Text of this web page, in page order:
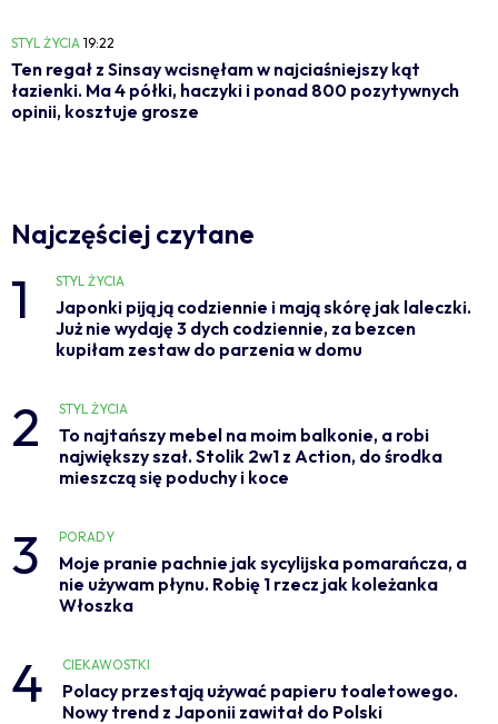
STYL ŻYCIA 19:22
Ten regał z Sinsay wcisnęłam w najciaśniejszy kąt
łazienki. Ma 4 półki, haczyki i ponad 800 pozytywnych
opinii, kosztuje grosze
Najczęściej czytane
1 STYL ŻYCIA
Japonki piją ją codziennie i mają skórę jak laleczki.
Już nie wydaję 3 dych codziennie, za bezcen
kupiłam zestaw do parzenia w domu
2 STYL ŻYCIA
To najtańszy mebel na moim balkonie, a robi
największy szał. Stolik 2w1 z Action, do środka
mieszczą się poduchy i koce
3 PORADY
Moje pranie pachnie jak sycylijska pomarańcza, a
nie używam płynu. Robię 1 rzecz jak koleżanka
Włoszka
4 CIEKAWOSTKI
Polacy przestają używać papieru toaletowego.
Nowy trend z Japonii zawitał do Polski